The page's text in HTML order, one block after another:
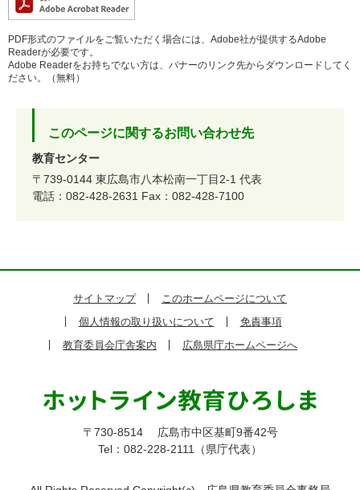
PDF形式のファイルをご覧いただく場合には、Adobe社が提供するAdobe
Readerが必要です。
Adobe Readerをお持ちでない方は、バナーのリンク先からダウンロードしてく
ださい。（無料）
このページに関するお問い合わせ先
教育センター
〒739-0144 東広島市八本松南一丁目2-1 代表
電話：082-428-2631 Fax：082-428-7100
サイトマップ
このホームページについて
個人情報の取り扱いについて
免責事項
教育委員会庁舎案内
広島県庁ホームページへ
〒730-8514
広島市中区基町9番42号
Tel：082-228-2111（県庁代表）